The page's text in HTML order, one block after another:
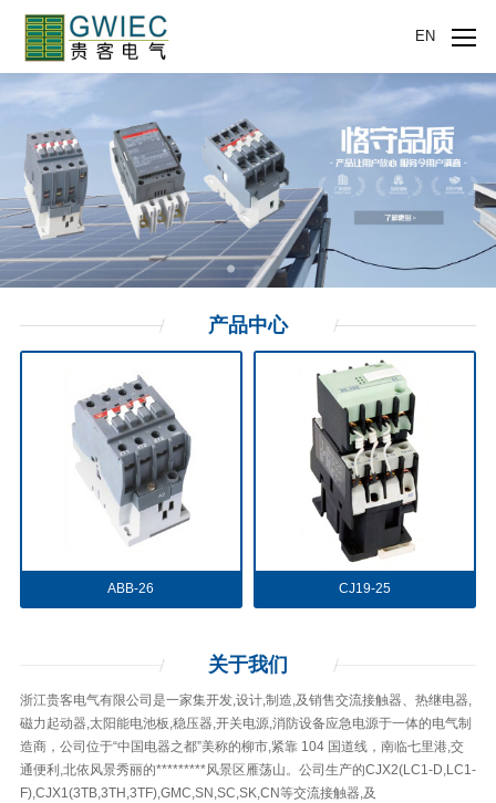
EN
产品中心
ABB-26 CJ19-25
关于我们
浙江贵客电气有限公司是一家集开发,设计,制造,及销售交流接触器、热继电器,
磁力起动器,太阳能电池板,稳压器,开关电源,消防设备应急电源于一体的电气制
造商，公司位于“中国电器之都”美称的柳市,紧靠 104 国道线，南临七里港,交
通便利,北依风景秀丽的*********风景区雁荡山。公司生产的CJX2(LC1-D,LC1-
F),CJX1(3TB,3TH,3TF),GMC,SN,SC,SK,CN等交流接触器,及